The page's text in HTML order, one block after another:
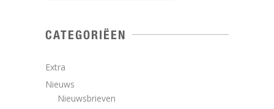
CATEGORIËEN
Extra
Nieuws
Nieuwsbrieven